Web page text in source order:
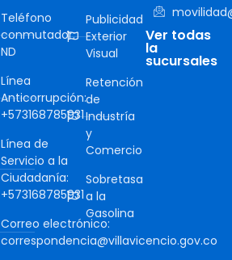
Teléfono
conmutador:
ND
Línea
Anticorrupción:
+573168785931
Línea de
Servicio a la
Ciudadanía:
+573168785931
Correo electrónico:
correspondencia@villavicencio.gov.co
Publicidad
Exterior
Visual
Retención
de
Industría
y
Comercio
Sobretasa
a la
Gasolina
Ver todas
la
sucursales